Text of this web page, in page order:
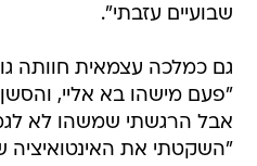
שבועיים עזבתי".
גם כמלכה עצמאית חוותה
"פעם מישהו בא אליי,
אבל הרגשתי שמשהו לא
"השקטתי את האינטואיציה